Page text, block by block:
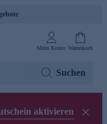
Mein Konto Warenkorb
Suchen
aktivieren